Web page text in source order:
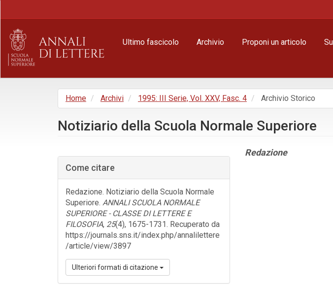
principale
Barra
laterale
Ultimo fascicolo Archivio Proponi un articolo
Home Archivi 1995: III Serie, Vol. XXV, Fasc. 4 Archivio Storico
Notiziario della Scuola Normale Superiore
laterale
dell'articolo
Come citare
Redazione. Notiziario della Scuola Normale
Superiore. ANNALI SCUOLA NORMALE
SUPERIORE - CLASSE DI LETTERE E
FILOSOFIA, 25(4), 1675-1731. Recuperato da
https://journals.sns.it/index.php/annalilettere
/article/view/3897
Ulteriori formati di citazione
Contenuto
Redazione